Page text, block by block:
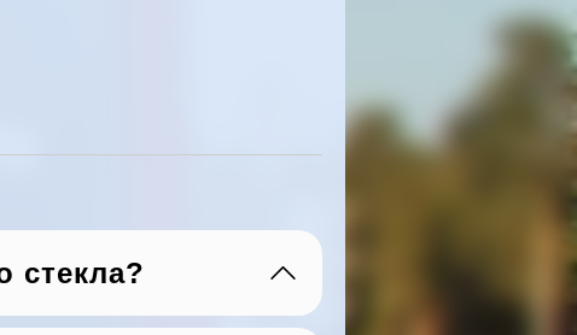
стекла?